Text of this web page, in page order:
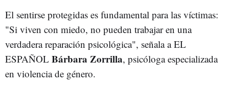
El sentirse protegidas es fundamental para las víctimas:
"Si viven con miedo, no pueden trabajar en una
verdadera reparación psicológica", señala a EL
ESPAÑOL Bárbara Zorrilla, psicóloga especializada
en violencia de género.